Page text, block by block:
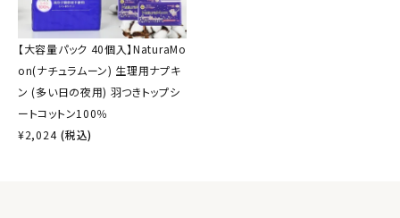
【大容量パック 40個入】NaturaMo
on(ナチュラムーン) 生理用ナプキ
ン (多い日の夜用) 羽つきトップシ
ートコットン100％
¥2,024 (税込)